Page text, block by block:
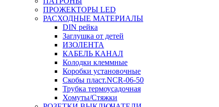
ПРОЖЕКТОРЫ LED
РАСХОДНЫЕ МАТЕРИАЛЫ
DIN рейка
Заглушка от детей
ИЗОЛЕНТА
КАБЕЛЬ КАНАЛ
Колодки клеммные
Коробки установочные
Скобы пласт.NCR-06-50
Трубка термоусадочная
Хомуты/Стяжки